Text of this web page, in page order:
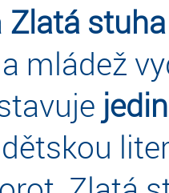
Zlatá stuha
mládež